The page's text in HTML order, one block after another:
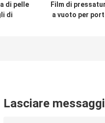
di pelle
di
Film di
a vuoto per
Lasciare